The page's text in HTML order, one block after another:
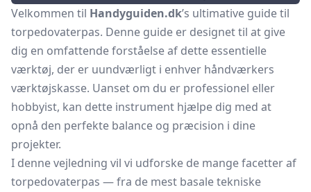
Velkommen til Handyguiden.dk’s ultimative guide til
torpedovaterpas. Denne guide er designet til at give
dig en omfattende forståelse af dette essentielle
værktøj, der er uundværligt i enhver håndværkers
værktøjskasse. Uanset om du er professionel eller
hobbyist, kan dette instrument hjælpe dig med at
opnå den perfekte balance og præcision i dine
projekter.
I denne vejledning vil vi udforske de mange facetter af
torpedovaterpas — fra de mest basale tekniske